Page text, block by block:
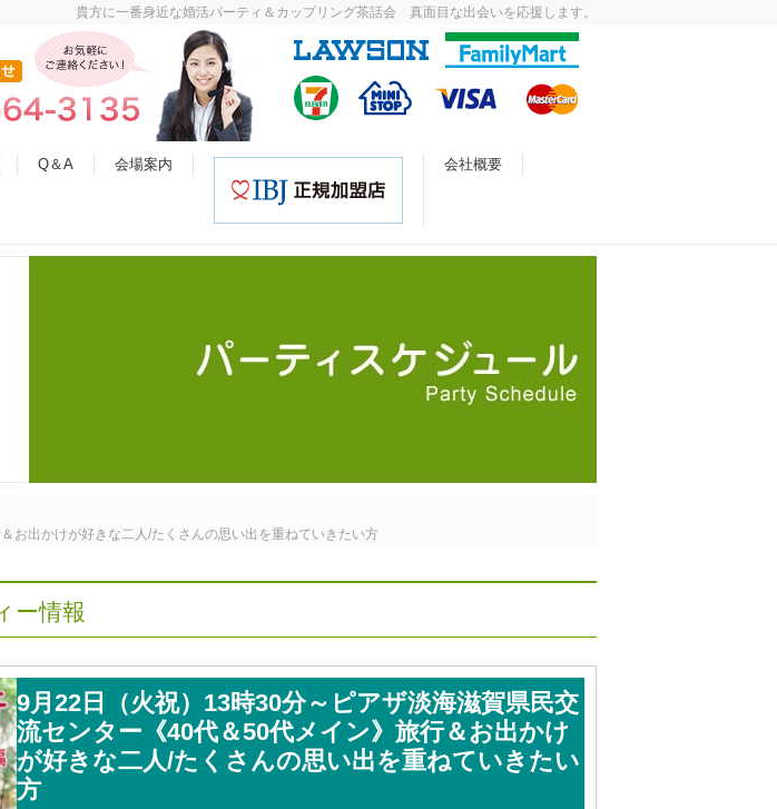
貴方に一番身近な婚活パーティ＆カップリング茶話会 真面目な出会いを応援します。
Q＆A 会場案内 会社概要
お出かけが好きな二人/たくさんの思い出を重ねていきたい方
ー情報
9月22日（火祝）13時30分～ピアザ淡海滋賀県民交
流センター《40代＆50代メイン》旅行＆お出かけ
が好きな二人/たくさんの思い出を重ねていきたい
方